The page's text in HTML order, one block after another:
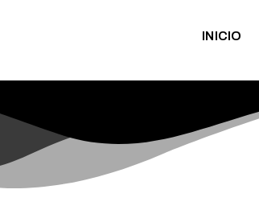
INICIO